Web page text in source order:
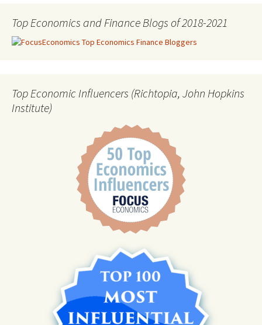
Top Economics and Finance Blogs of 2018-2021
Top Economic Influencers (Richtopia, John Hopkins
Institute)